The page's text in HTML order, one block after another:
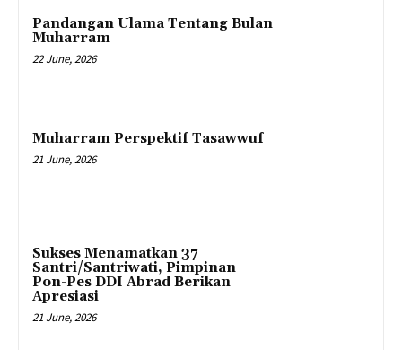
Pandangan Ulama Tentang Bulan
Muharram
22 June, 2026
Muharram Perspektif Tasawwuf
21 June, 2026
Sukses Menamatkan 37
Santri/Santriwati, Pimpinan
Pon-Pes DDI Abrad Berikan
Apresiasi
21 June, 2026